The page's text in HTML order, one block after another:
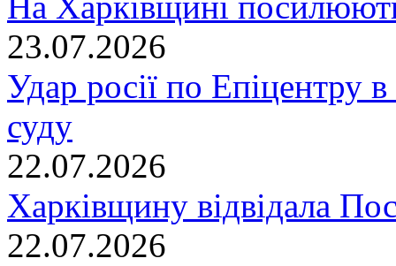
23.07.2026
Удар росії по Епіцентру
суду
22.07.2026
Харківщину відвідала
22.07.2026